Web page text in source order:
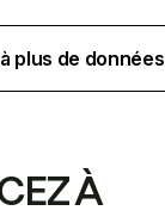
plus de données
À